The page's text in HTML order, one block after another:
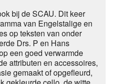
bij de SCAU. Dit keer
van Engelstalige en
op teksten van onder
Drs. P en Hans
een goed verwarmde
attributen en accessoires,
gemaakt of opgefleurd,